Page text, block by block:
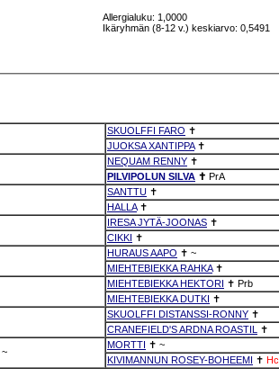
Allergialuku: 1,0000
Ikäryhmän (8-12 v.) keskiarvo: 0,5491
SKUOLFFI FARO ✝
JUOKSA XANTIPPA✝
NEQUAM RENNY ✝
PILVIPOLUN SILVA ✝ PrA
SANTTU ✝
HALLA✝
IRESA JYTÄ-JOONAS ✝
CIKKI ✝
HURAUS AAPO ✝ ~
MIEHTEBIEKKA RAHKA✝
MIEHTEBIEKKA HEKTORI ✝ Prb
MIEHTEBIEKKA DUTKI ✝
SKUOLFFI DISTANSSI-RONNY ✝
CRANEFIELD'S ARDNA ROASTIL
✝
~
MORTTI ✝ ~
KIVIMANNUN ROSEY-BOHEEMI ✝ Hc